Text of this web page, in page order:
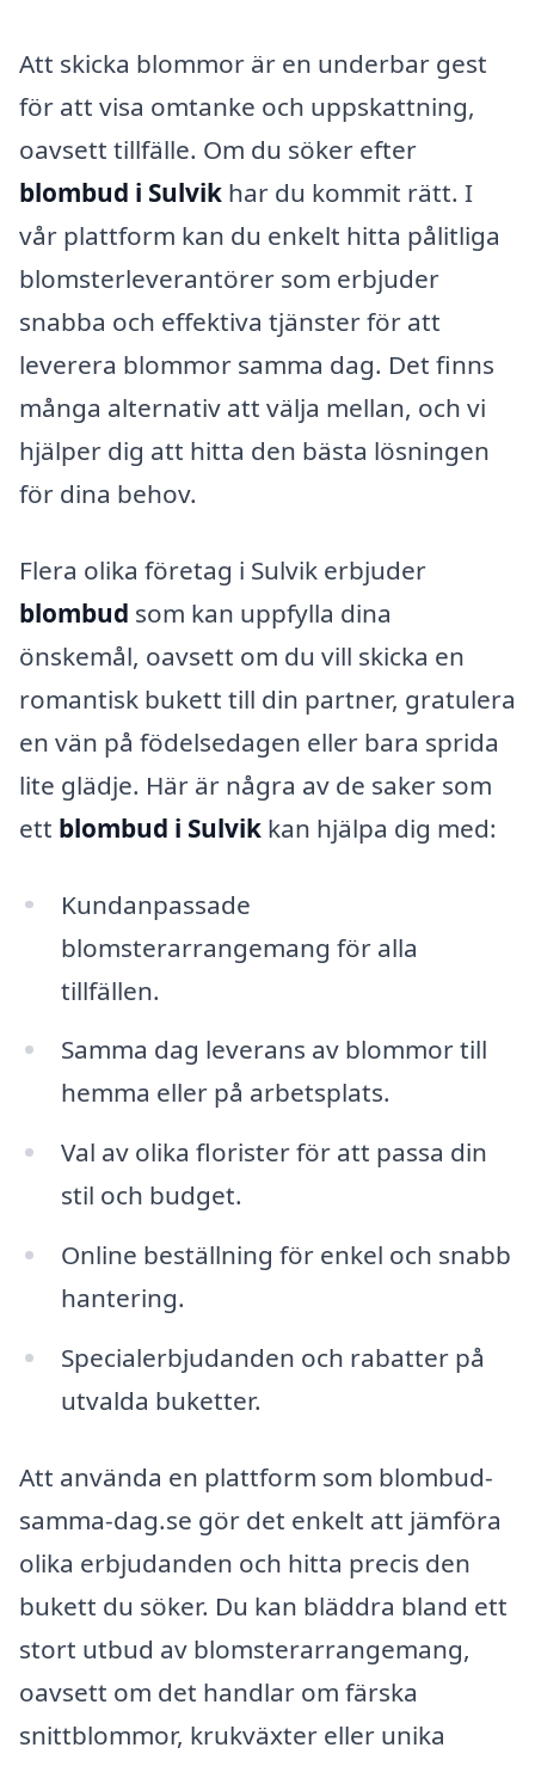
Att skicka blommor är en underbar gest
för att visa omtanke och uppskattning,
oavsett tillfälle. Om du söker efter
blombud i Sulvik har du kommit rätt. I
vår plattform kan du enkelt hitta pålitliga
blomsterleverantörer som erbjuder
snabba och effektiva tjänster för att
leverera blommor samma dag. Det finns
många alternativ att välja mellan, och vi
hjälper dig att hitta den bästa lösningen
för dina behov.
Flera olika företag i Sulvik erbjuder
blombud som kan uppfylla dina
önskemål, oavsett om du vill skicka en
romantisk bukett till din partner, gratulera
en vän på födelsedagen eller bara sprida
lite glädje. Här är några av de saker som
ett blombud i Sulvik kan hjälpa dig med:
Kundanpassade
blomsterarrangemang för alla
tillfällen.
Samma dag leverans av blommor till
hemma eller på arbetsplats.
Val av olika florister för att passa din
stil och budget.
Online beställning för enkel och snabb
hantering.
Specialerbjudanden och rabatter på
utvalda buketter.
Att använda en plattform som blombud-
samma-dag.se gör det enkelt att jämföra
olika erbjudanden och hitta precis den
bukett du söker. Du kan bläddra bland ett
stort utbud av blomsterarrangemang,
oavsett om det handlar om färska
snittblommor, krukväxter eller unika